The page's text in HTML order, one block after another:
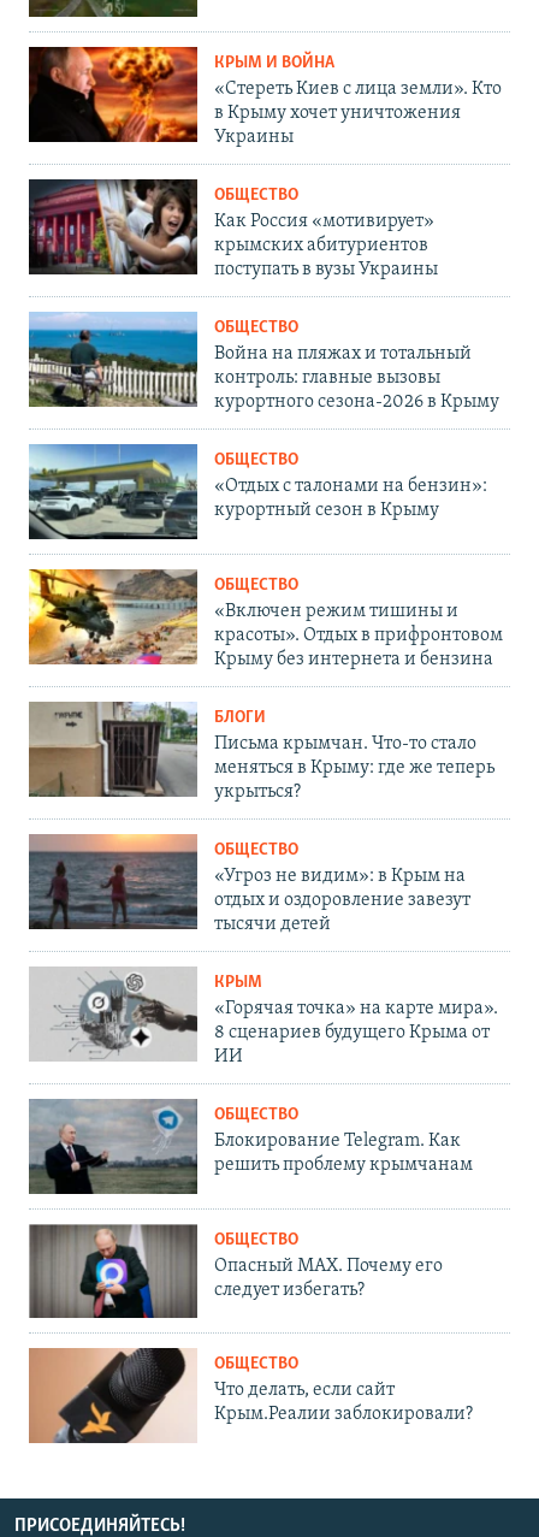
КРЫМ И ВОЙНА
«Стереть Киев с лица земли». Кто
в Крыму хочет уничтожения
Украины
ОБЩЕСТВО
Как Россия «мотивирует»
крымских абитуриентов
поступать в вузы Украины
ОБЩЕСТВО
Война на пляжах и тотальный
контроль: главные вызовы
курортного сезона-2026 в Крыму
ОБЩЕСТВО
«Отдых с талонами на бензин»:
курортный сезон в Крыму
ОБЩЕСТВО
«Включен режим тишины и
красоты». Отдых в прифронтовом
Крыму без интернета и бензина
БЛОГИ
Письма крымчан. Что-то стало
меняться в Крыму: где же теперь
укрыться?
ОБЩЕСТВО
«Угроз не видим»: в Крым на
отдых и оздоровление завезут
тысячи детей
КРЫМ
«Горячая точка» на карте мира».
8 сценариев будущего Крыма от
ИИ
ОБЩЕСТВО
Блокирование Telegram. Как
решить проблему крымчанам
ОБЩЕСТВО
Опасный MAX. Почему его
следует избегать?
ОБЩЕСТВО
Что делать, если сайт
Крым.Реалии заблокировали?
ПРИСОЕДИНЯЙТЕСЬ!